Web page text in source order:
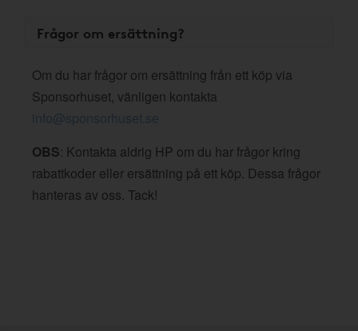
Frågor om ersättning?
Om du har frågor om ersättning från ett köp via
Sponsorhuset, vänligen kontakta
info@sponsorhuset.se
OBS: Kontakta aldrig HP om du har frågor kring
rabattkoder eller ersättning på ett köp. Dessa frågor
hanteras av oss. Tack!